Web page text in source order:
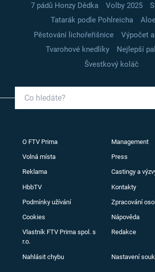
7 pádů Honzy Dědka
Volby 2025
Tatarák podle Pohlreicha
Pěstování lichořeřišnice
Výpočet
Tvarohové knedlíky
Nejlepší
Švestkový koláč
O FTV Prima Management
Volná místa Press
Reklama Castingy a
HbbTV Kontakty
Podmínky užívání Zpracování
Cookies Nápověda
Vlastník FTV Prima spol. s
r.o.
Redakce
Nahlásit chybu Nastavení